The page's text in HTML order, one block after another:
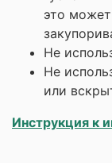
это
Не
Не
или
Инструкция к